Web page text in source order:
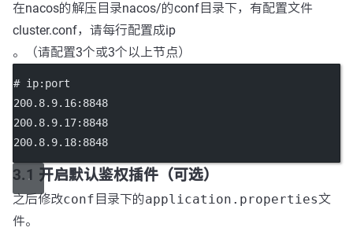
在nacos的解压目录nacos/的conf目录下，有配置文件
cluster.conf，请每行配置成ip
。（请配置3个或3个以上节点）
# ip:port
200.8.9.16:8848
200.8.9.17:8848
200.8.9.18:8848
3.1 开启默认鉴权插件（可选）
之后修改conf 目录下的application.properties文
件。